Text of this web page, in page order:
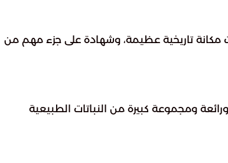
مكانة تاريخية عظيمة، وشهادة على جزء مهم من
ومجموعة كبيرة من النباتات الطبيعية